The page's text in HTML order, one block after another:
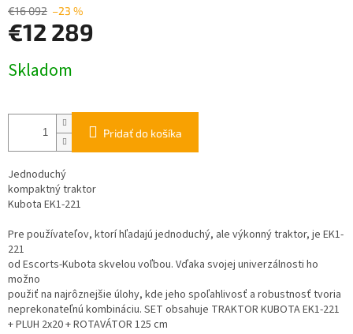
€16 092 –23 %
€12 289
cena:
Skladom
Pridať do košíka
Jednoduchý
kompaktný traktor
Kubota EK1-221
Pre používateľov, ktorí hľadajú jednoduchý, ale výkonný traktor, je EK1-
221
od Escorts-Kubota skvelou voľbou. Vďaka svojej univerzálnosti ho
možno
použiť na najrôznejšie úlohy, kde jeho spoľahlivosť a robustnosť tvoria
neprekonateľnú kombináciu. SET obsahuje TRAKTOR KUBOTA EK1-221
+ PLUH 2x20 + ROTAVÁTOR 125 cm